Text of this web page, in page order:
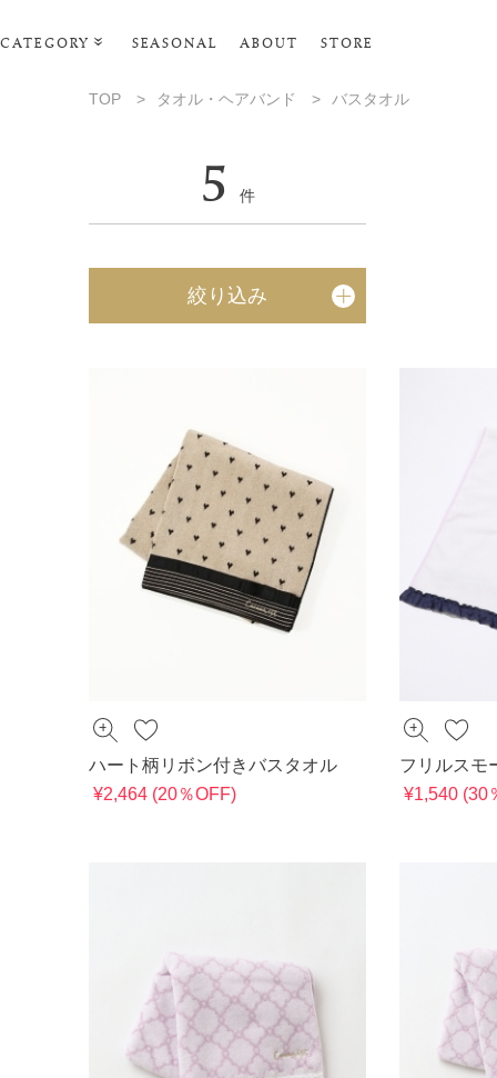
CATEGORY SEASONAL ABOUT STORE
ポーチ･トラベルグッズ
タオル・ヘアバンド
TOP > タオル・ヘアバンド > バスタオル
5 件
絞り込み
ハート柄リボン付きバスタオル
¥2,464 (20％OFF)
フリルスモ
¥1,540 (30